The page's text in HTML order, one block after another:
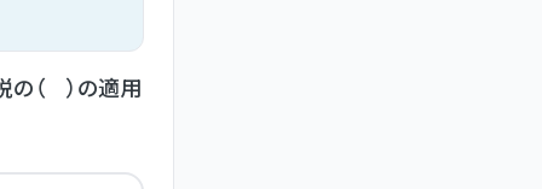
の（ ）の適用